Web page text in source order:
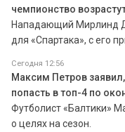
чемпионство
Нападающий Мирлинд
для «Спартака», с его
Сегодня 12:56
Максим Петров
попасть в топ-4 по
Футболист «Балтики»
о целях на сезон.